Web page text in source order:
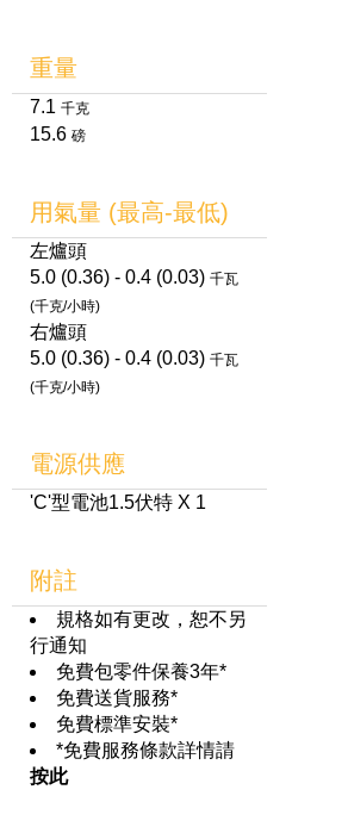
重量
7.1 千克
15.6 磅
用氣量 (最高-最低)
左爐頭
5.0 (0.36) - 0.4 (0.03) 千瓦
(千克/小時)
右爐頭
5.0 (0.36) - 0.4 (0.03) 千瓦
(千克/小時)
電源供應
'C'型電池1.5伏特 X 1
附註
規格如有更改，恕不另
行通知
免費包零件保養3年*
免費送貨服務*
免費標準安裝*
*免費服務條款詳情請
按此